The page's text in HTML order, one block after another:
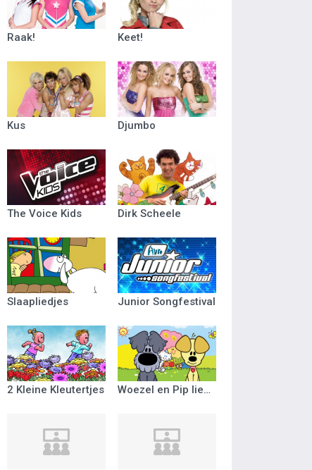
Raak! Keet!
Kus Djumbo
The Voice Kids Dirk Scheele
Slaapliedjes Junior Songfestival
2 Kleine Kleutertjes Woezel en Pip liedjes